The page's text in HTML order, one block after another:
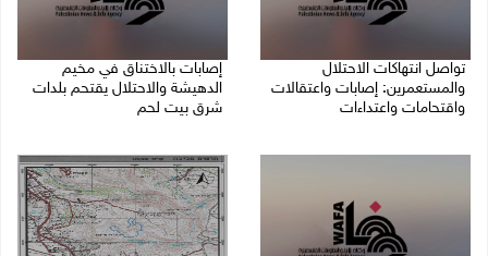
تواصل انتهاكات الاحتلال
والمستعمرين: إصابات واعتقالات
واقتحامات واعتداءات
إصابات بالاختناق في مخيم
الدهيشة والاحتلال يقتحم بلدات
شرق بيت لحم